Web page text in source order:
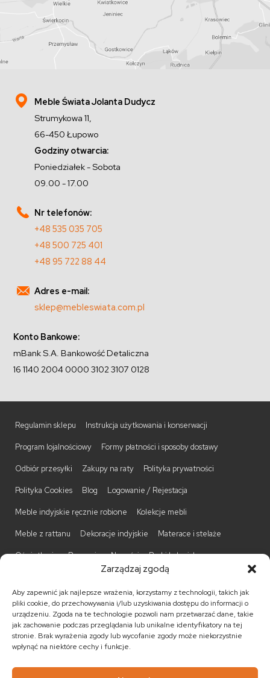
Zarządzaj zgodą
Aby zapewnić jak najlepsze wrażenia, korzystamy z technologii, takich jak
pliki cookie, do przechowywania i/lub uzyskiwania dostępu do informacji o
urządzeniu. Zgoda na te technologie pozwoli nam przetwarzać dane, takie
jak zachowanie podczas przeglądania lub unikalne identyfikatory na tej
stronie. Brak wyrażenia zgody lub wycofanie zgody może niekorzystnie
wpłynąć na niektóre cechy i funkcje.
Meble Świata Jolanta Dudycz
Strumykowa 11,
66-450 Łupowo
Godziny otwarcia:
Poniedziałek - Sobota
09.00 - 17.00
Nr telefonów:
+48 535 035 705
+48 500 725 401
+48 95 722 88 44
Adres e-mail:
sklep@mebleswiata.com.pl
Konto Bankowe:
mBank S.A. Bankowość Detaliczna
16 1140 2004 0000 3102 3107 0128
Regulamin sklepu Instrukcja użytkowania i konserwacji
Program lojalnościowy Formy płatności i sposoby dostawy
Odbiór przesyłki Zakupy na raty Polityka prywatności
Polityka Cookies Blog Logowanie / Rejestacja
Meble indyjskie ręcznie robione Kolekcje mebli
Meble z rattanu Dekoracje indyjskie Materace i stelaże
Oświetlenie Promocje Nowości Barki kolonialne
Komody kolonialne Krzesła kolonialne
Kufry indyjskie Ławki kolonialne Łóżka kolonialne
Parawany kolonialne Półki kolonialne Regały kolonialne
Stojaki na CD Stoliki kawowe Stoliki nocne